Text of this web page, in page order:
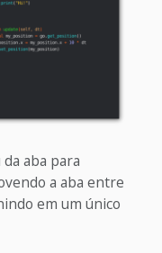
aba para
a aba entre
em um único